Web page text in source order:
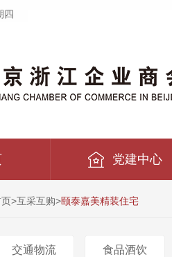
四
党建中心
>互采互购>颐泰嘉美精装住宅
交通物流 食品酒饮